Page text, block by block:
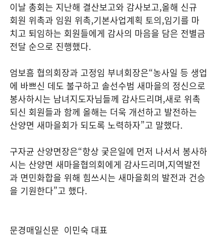
이날 총회는 지난해 결산보고와 감사보고,올해 신규
회원 위촉과 임원 위촉,기본사업계획 토의,임기를 마
치고 퇴임하는 회원들에게 감사의 마음을 담은 전별금
전달 순으로 진행했다.
엄보흠 협의회장과 고정임 부녀회장은“농사일 등 생업
에 바쁘신 데도 불구하고 솔선수범 새마을의 정신으로
봉사하시는 남녀지도자님들께 감사드리며,새로 위촉
되신 회원들과 함께 올해는 더욱 개선하고 발전하는
산양면 새마을회가 되도록 노력하자”고 말했다.
구자균 산양면장은“항상 궂은일에 먼저 나서서 봉사하
시는 산양면 새마을협의회에게 감사드리며,지역발전
과 면민화합을 위해 힘쓰시는 새마을회의 발전과 건승
을 기원한다”고 했다.
문경매일신문 이민숙 대표